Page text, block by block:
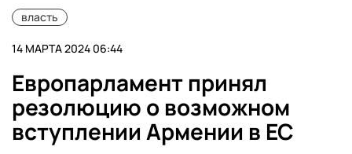
власть
14 МАРТА 2024 06:44
Европарламент принял
резолюцию о возможном
вступлении Армении в ЕС